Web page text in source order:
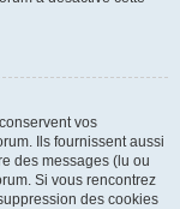
vos
Ils fournissent aussi
des messages (lu ou
Si vous rencontrez
des cookies